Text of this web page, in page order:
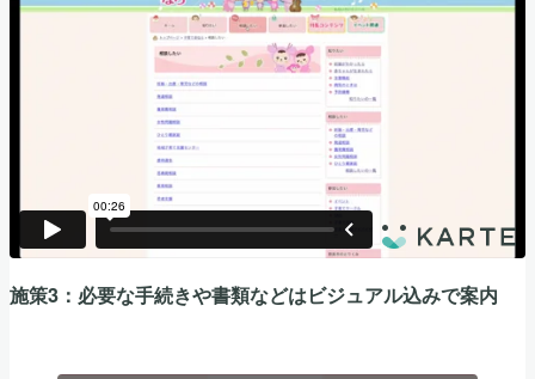
施策3：必要な手続きや書類などはビジュアル込みで案内